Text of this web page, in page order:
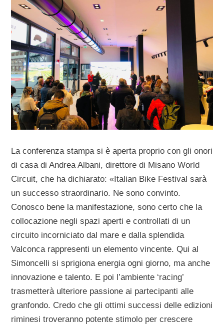
La conferenza stampa si è aperta proprio con gli onori
di casa di Andrea Albani, direttore di Misano World
Circuit, che ha dichiarato: «Italian Bike Festival sarà
un successo straordinario. Ne sono convinto.
Conosco bene la manifestazione, sono certo che la
collocazione negli spazi aperti e controllati di un
circuito incorniciato dal mare e dalla splendida
Valconca rappresenti un elemento vincente. Qui al
Simoncelli si sprigiona energia ogni giorno, ma anche
innovazione e talento. E poi l’ambiente ‘racing’
trasmetterà ulteriore passione ai partecipanti alle
granfondo. Credo che gli ottimi successi delle edizioni
riminesi troveranno potente stimolo per crescere